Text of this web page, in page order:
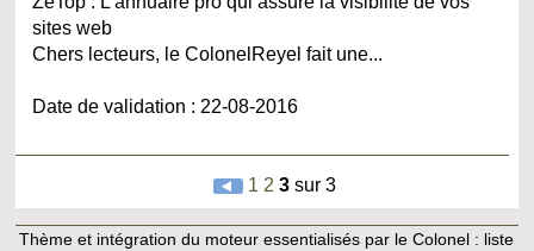
sites web
Chers lecteurs, le ColonelReyel fait une...
Date de validation : 22-08-2016
1 2 3 sur 3
Thème et intégration du moteur essentialisés par le Colonel : liste